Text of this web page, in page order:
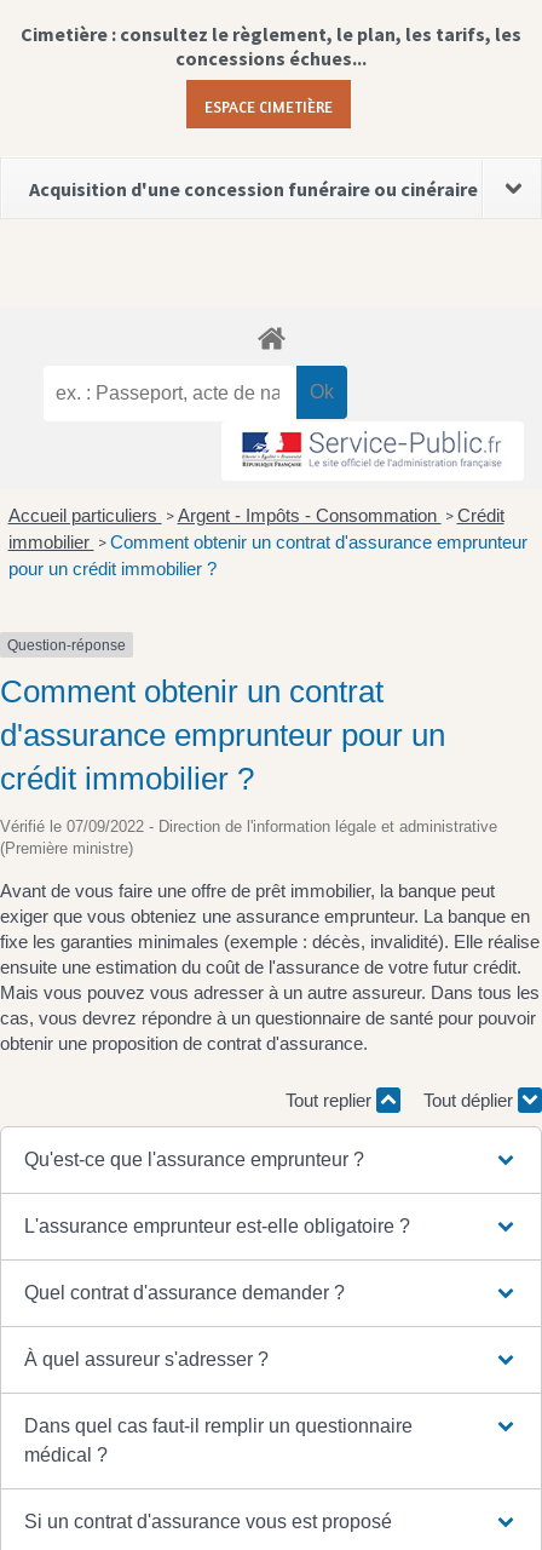
Cimetière : consultez le règlement, le plan, les tarifs, les
concessions échues...
ESPACE CIMETIÈRE
Acquisition d'une concession funéraire ou cinéraire
Accueil particuliers > Argent - Impôts - Consommation > Crédit
immobilier > Comment obtenir un contrat d'assurance emprunteur
pour un crédit immobilier ?
Question-réponse
Comment obtenir un contrat
d'assurance emprunteur pour un
crédit immobilier ?
Vérifié le 07/09/2022 - Direction de l'information légale et administrative
(Première ministre)
Avant de vous faire une offre de prêt immobilier, la banque peut
exiger que vous obteniez une assurance emprunteur. La banque en
fixe les garanties minimales (exemple : décès, invalidité). Elle réalise
ensuite une estimation du coût de l'assurance de votre futur crédit.
Mais vous pouvez vous adresser à un autre assureur. Dans tous les
cas, vous devrez répondre à un questionnaire de santé pour pouvoir
obtenir une proposition de contrat d'assurance.
Tout replier Tout déplier
Qu'est-ce que l'assurance emprunteur ?
L'assurance emprunteur est-elle obligatoire ?
Quel contrat d'assurance demander ?
À quel assureur s'adresser ?
Dans quel cas faut-il remplir un questionnaire
médical ?
Si un contrat d'assurance vous est proposé